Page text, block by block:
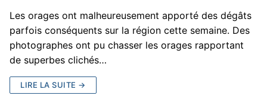
Les orages ont malheureusement apporté des dégâts
parfois conséquents sur la région cette semaine. Des
photographes ont pu chasser les orages rapportant
de superbes clichés…
LIRE LA SUITE →